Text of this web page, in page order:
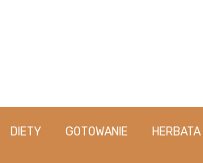
DIETY GOTOWANIE HERBATA